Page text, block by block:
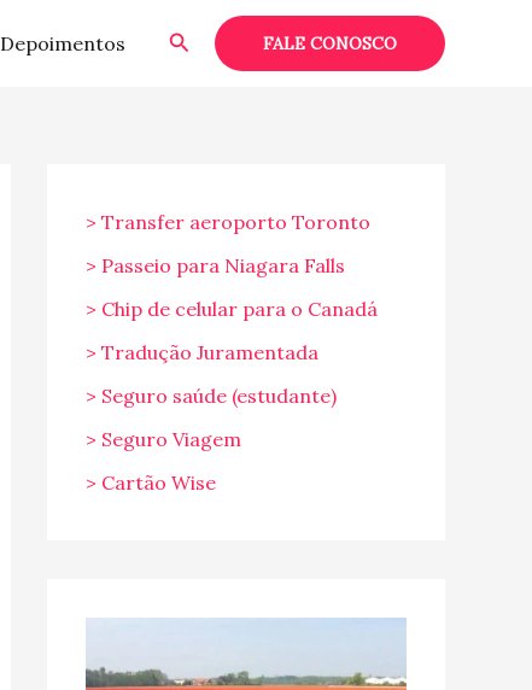
Depoimentos PesquisarFALE CONOSCO
> Transfer aeroporto Toronto
> Passeio para Niagara Falls
> Chip de celular para o Canadá
> Tradução Juramentada
> Seguro saúde (estudante)
> Seguro Viagem
> Cartão Wise